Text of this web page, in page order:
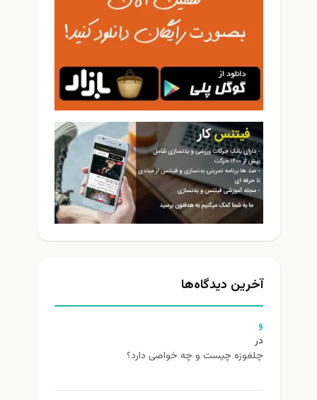
آخرین دیدگاه‌ها
و
در
چلغوزه چیست و چه خواصی دارد؟